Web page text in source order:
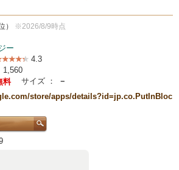
） ※2026/8/9時点
ー
4.3
1,560
料 サイズ ：
－
store/apps/details?id=jp.co.PutInBloc